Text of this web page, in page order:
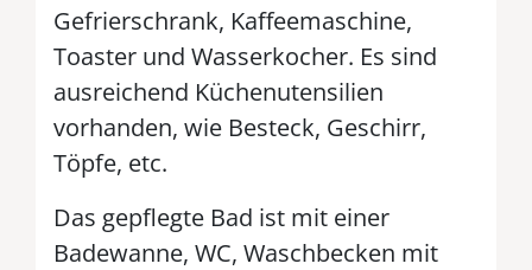
Gefrierschrank, Kaffeemaschine,
Toaster und Wasserkocher. Es sind
ausreichend Küchenutensilien
vorhanden, wie Besteck, Geschirr,
Töpfe, etc.
Das gepflegte Bad ist mit einer
Badewanne, WC, Waschbecken mit